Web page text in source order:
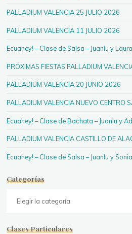
PALLADIUM VALENCIA 25 JULIO 2026
PALLADIUM VALENCIA 11 JULIO 2026
Ecuahey! – Clase de Salsa – Juanlu y Laura
PRÓXIMAS FIESTAS PALLADIUM
PALLADIUM VALENCIA 20 JUNIO 2026
PALLADIUM VALENCIA NUEVO CENTRO
Ecuahey! – Clase de Bachata – Juanlu y
PALLADIUM VALENCIA CASTILLO DE
Ecuahey! – Clase de Salsa – Juanlu y
Categorías
Clases Particulares